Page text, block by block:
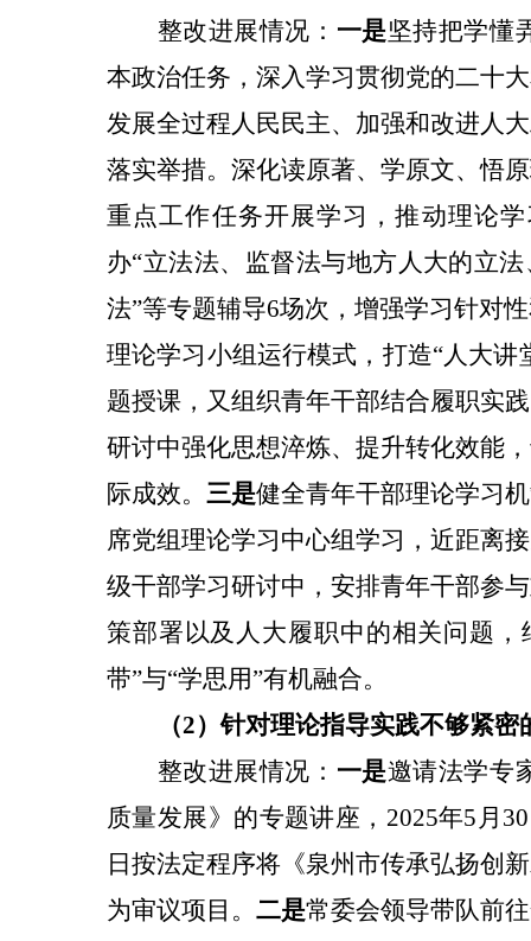
整改进展情况： 一是坚持把学懂
本政治任务，深入学习贯彻党的二十
发展全过程人民民主、加强和改进人
落实举措。深化读原著、学原文、悟
重点工作任务开展学习，推动理论
办“立法法、监督法与地方人大的立
法”等专题辅导6场次，增强学习针对
理论学习小组运行模式，打造“人大
题授课，又组织青年干部结合履职实
研讨中强化思想淬炼、提升转化效能
际成效。 三是健全青年干部理论学习
席党组理论学习中心组学习，近距离
级干部学习研讨中，安排青年干部参
策部署以及人大履职中的相关问题，
带”与“学思用”有机融合。
（2）针对理论指导实践不够紧密
整改进展情况： 一是邀请法学专
质量发展》的专题讲座， 2025年5月
日按法定程序将《泉州市传承弘扬创
为审议项目。 二是常委会领导带队前